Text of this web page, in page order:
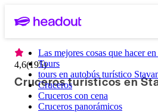
Las mejores cosas que hacer
Tours
tours en autobús turístico
Cruceros
Cruceros con cena
Cruceros panorámicos
4,6(195)
Cruceros turísticos en